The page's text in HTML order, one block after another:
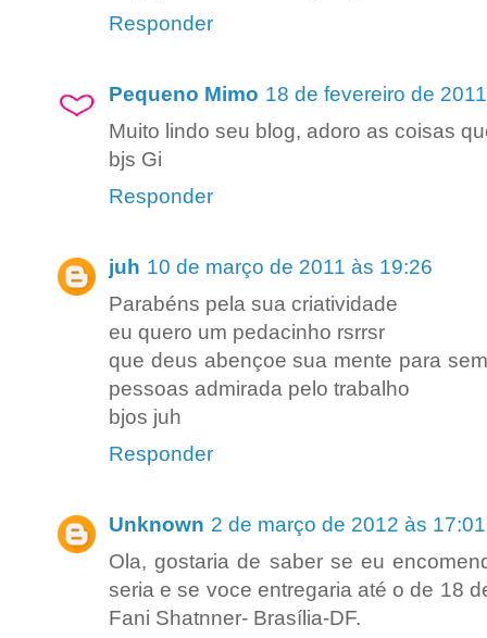
Responder
Pequeno Mimo 18 de fevereiro de
Muito lindo seu blog, adoro as coisas
bjs Gi
Responder
juh 10 de março de 2011 às 19:26
Parabéns pela sua criatividade
eu quero um pedacinho rsrrsr
que deus abençoe sua mente para
pessoas admirada pelo trabalho
bjos juh
Responder
Unknown 2 de março de 2012 às 17:01
Ola, gostaria de saber se eu
seria e se voce entregaria até o de 18
Fani Shatnner- Brasília-DF.